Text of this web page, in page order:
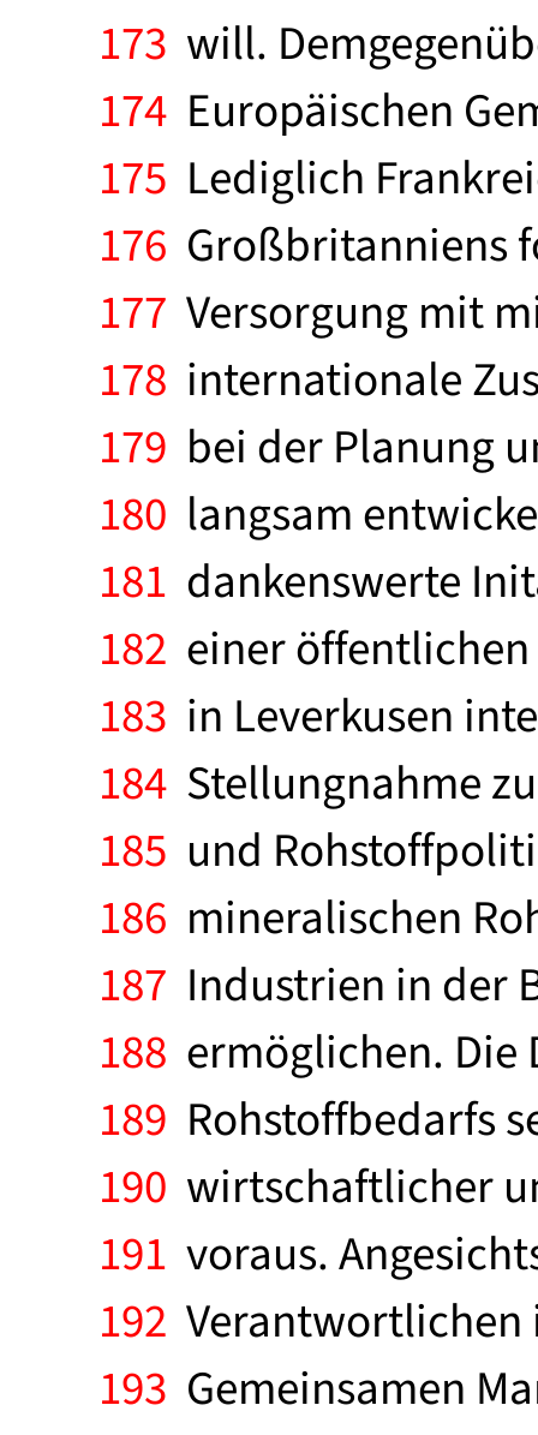
173 will.
174 Europäischen
175 Lediglich
176 Großbritanniens
177 Versorgung mit
178 internationale
179 bei der Planung
180 langsam
181 dankenswerte
182 einer
183 in Leverkusen
184 Stellungnahme
185 und
186 mineralischen
187 Industrien in der
188 ermöglichen. Die
189 Rohstoffbedarfs
190 wirtschaftlicher
191 voraus.
192 Verantwortlichen
193 Gemeinsamen